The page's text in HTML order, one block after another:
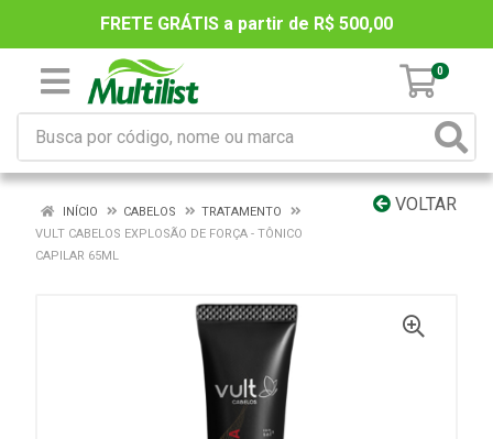
FRETE GRÁTIS a partir de R$ 500,00
0
VOLTAR
INÍCIO CABELOS
TRATAMENTO
VULT CABELOS EXPLOSÃO DE FORÇA - TÔNICO
CAPILAR 65ML